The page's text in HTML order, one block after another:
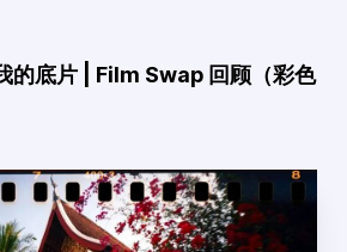
的底片 | Film Swap 回顾（彩色